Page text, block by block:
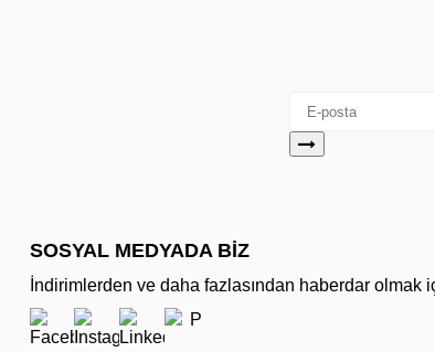
SOSYAL MEDYADA BİZ
İndirimlerden ve daha fazlasından haberdar olmak